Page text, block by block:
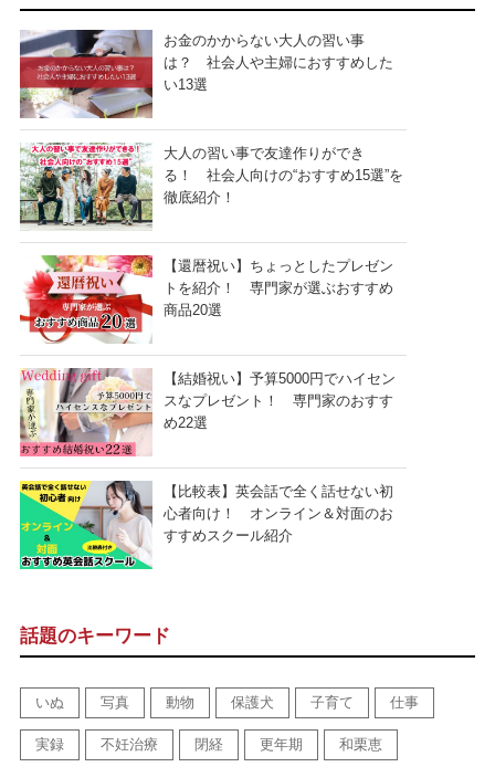
お金のかからない大人の習い事
は？ 社会人や主婦におすすめした
い13選
大人の習い事で友達作りができ
る！ 社会人向けの“おすすめ15選”を
徹底紹介！
【還暦祝い】ちょっとしたプレゼン
トを紹介！ 専門家が選ぶおすすめ
商品20選
【結婚祝い】予算5000円でハイセン
スなプレゼント！ 専門家のおすす
め22選
【比較表】英会話で全く話せない初
心者向け！ オンライン＆対面のお
すすめスクール紹介
話題のキーワード
いぬ 写真 動物 保護犬 子育て 仕事
実録 不妊治療 閉経 更年期 和栗恵